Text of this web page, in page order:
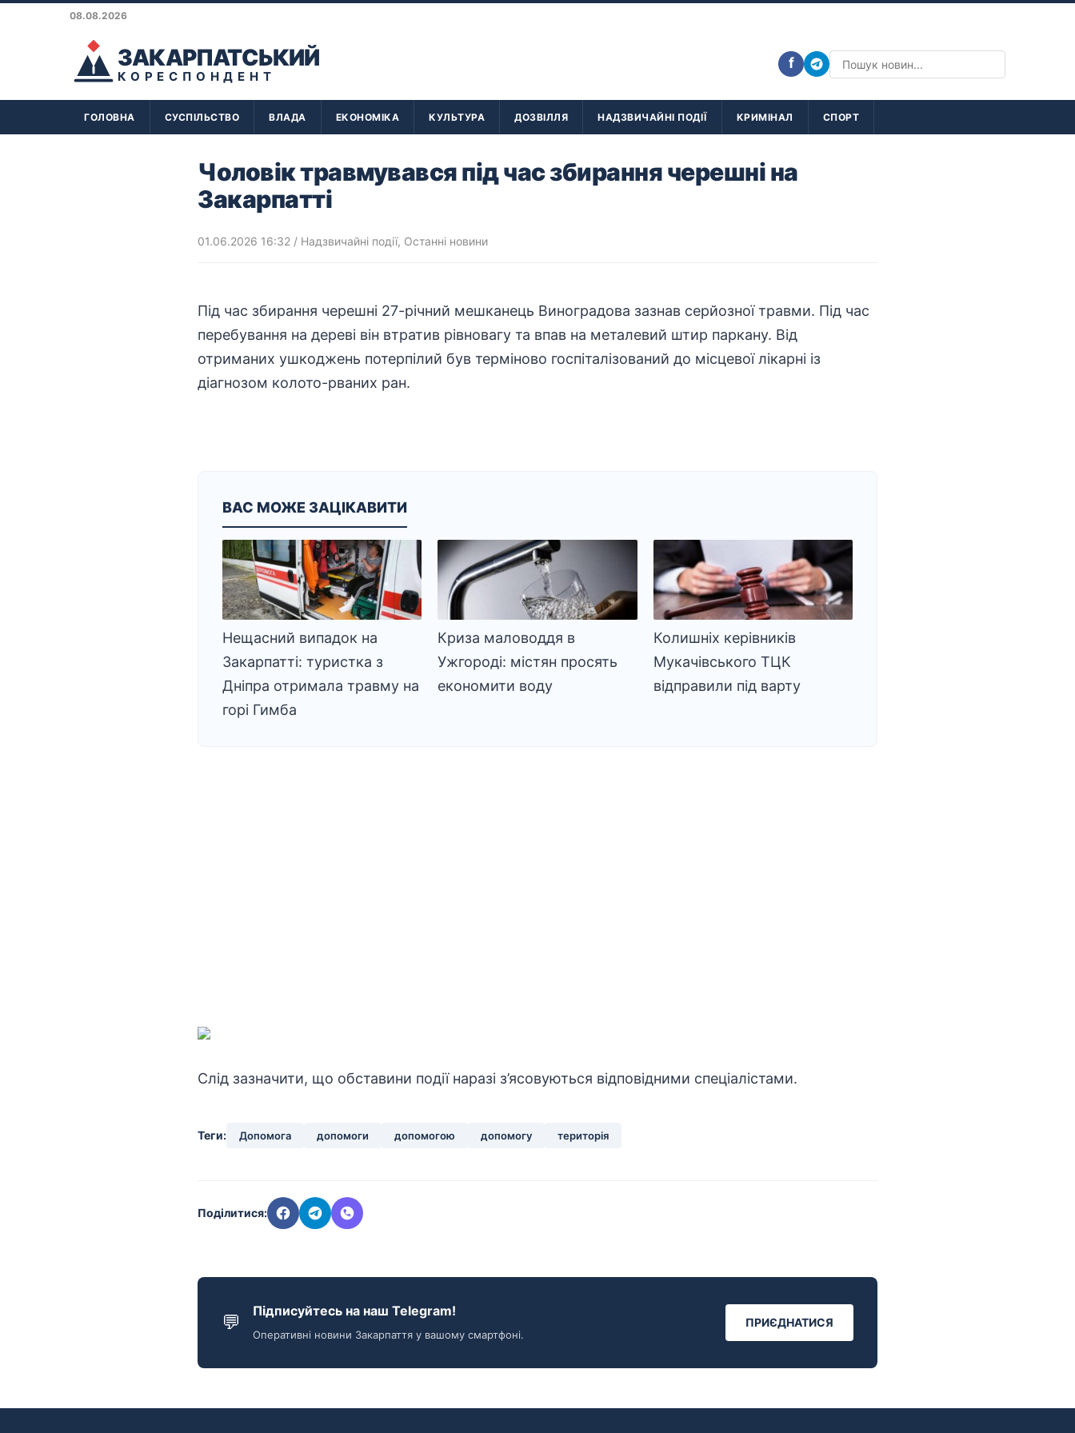
08.08.2026
ЗАКАРПАТСЬКИЙ
КОРЕСПОНДЕНТ
f
ГОЛОВНА СУСПІЛЬСТВО ВЛАДА ЕКОНОМІКА КУЛЬТУРА ДОЗВІЛЛЯ НАДЗВИЧАЙНІ ПОДІЇ КРИМІНАЛ СПОРТ
Чоловік травмувався під час збирання черешні на
Закарпатті
01.06.2026 16:32 / Надзвичайні події, Останні новини
Під час збирання черешні 27-річний мешканець Виноградова зазнав серйозної травми. Під час
перебування на дереві він втратив рівновагу та впав на металевий штир паркану. Від
отриманих ушкоджень потерпілий був терміново госпіталізований до місцевої лікарні із
діагнозом колото-рваних ран.
ВАС МОЖЕ ЗАЦІКАВИТИ
Нещасний випадок на
Закарпатті: туристка з
Дніпра отримала травму на
горі Гимба
Криза маловоддя в
Ужгороді: містян просять
економити воду
Колишніх керівників
Мукачівського ТЦК
відправили під варту
Слід зазначити, що обставини події наразі з’ясовуються відповідними спеціалістами.
Теги: Допомога допомоги допомогою допомогу територія
Поділитися:
💬 Підписуйтесь на наш Telegram!
Оперативні новини Закарпаття у вашому смартфоні.
ПРИЄДНАТИСЯ